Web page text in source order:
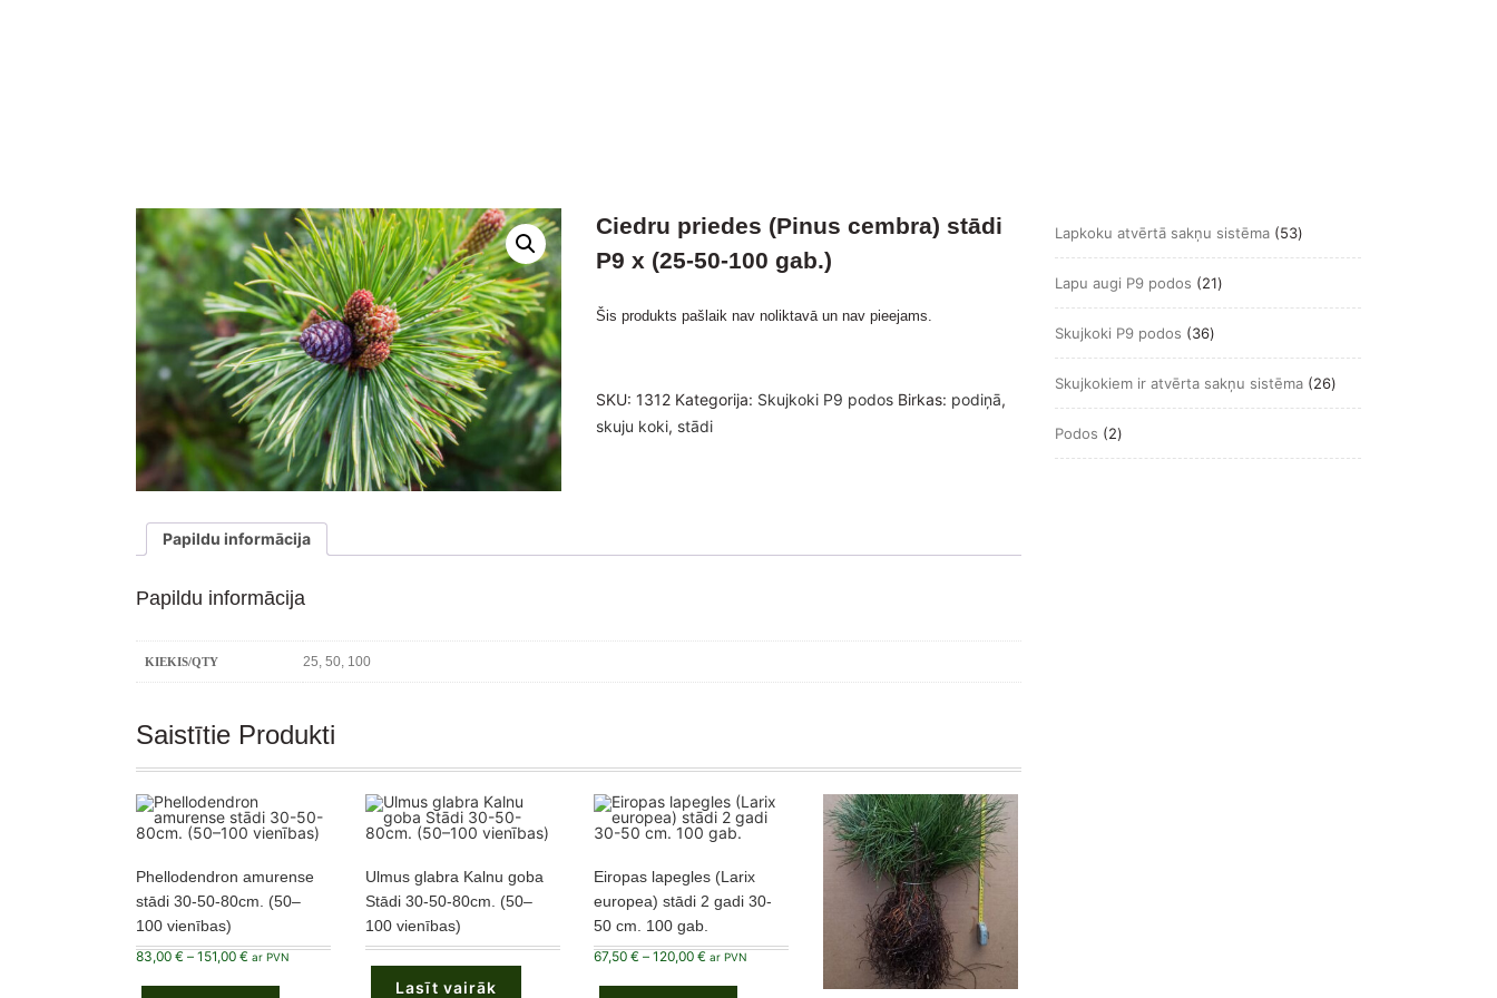
Ciedru priedes (Pinus cembra) stādi
P9 x (25-50-100 gab.)
Šis produkts pašlaik nav noliktavā un nav pieejams.
SKU:1312 Kategorija: Skujkoki P9 podos Birkas: podiņā,
skuju koki, stādi
Papildu informācija
Papildu informācija
KIEKIS/QTY 25, 50, 100
Saistītie Produkti
Phellodendron amurense
stādi 30-50-80cm. (50–
100 vienības)
83,00 € – 151,00 €Price
83,00 €
ar PVN
Ulmus glabra Kalnu goba
Stādi 30-50-80cm. (50–
100 vienības)
Lasīt vairāk
Eiropas lapegles (Larix
europea) stādi 2 gadi 30-
50 cm. 100 gab.
67,50 € – 120,00 €Price
67,50 €
ar PVN
Lapkoku atvērtā sakņu sistēma 5353
produkts
Lapu augi P9 podos
2121
produkts
Skujkoki P9 podos
3636
produkts
Skujkokiem ir atvērta sakņu sistēma
2626
produkts
Podos
22
produkts